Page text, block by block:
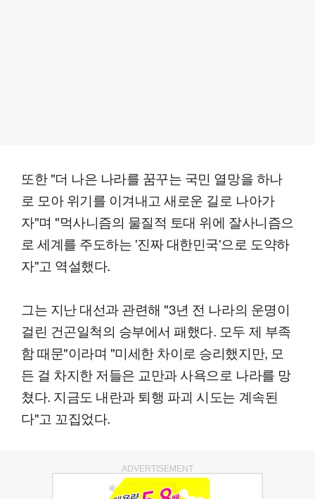
또한 "더 나은 나라를 꿈꾸는 국민 열망을 하나
로 모아 위기를 이겨내고 새로운 길로 나아가
자"며 "먹사니즘의 물질적 토대 위에 잘사니즘으
로 세계를 주도하는 '진짜 대한민국'으로 도약하
자"고 역설했다.
그는 지난 대선과 관련해 "3년 전 나라의 운명이
걸린 건곤일척의 승부에서 패했다. 모두 제 부족
함 때문"이라며 "미세한 차이로 승리했지만, 모
든 걸 차지한 저들은 교만과 사욕으로 나라를 망
쳤다. 지금도 내란과 퇴행 파괴 시도는 계속된
다"고 꼬집었다.
ADVERTISEMENT